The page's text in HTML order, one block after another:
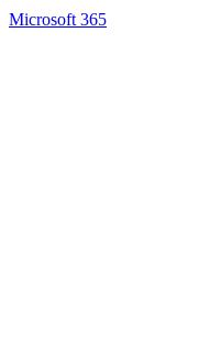
Microsoft 365